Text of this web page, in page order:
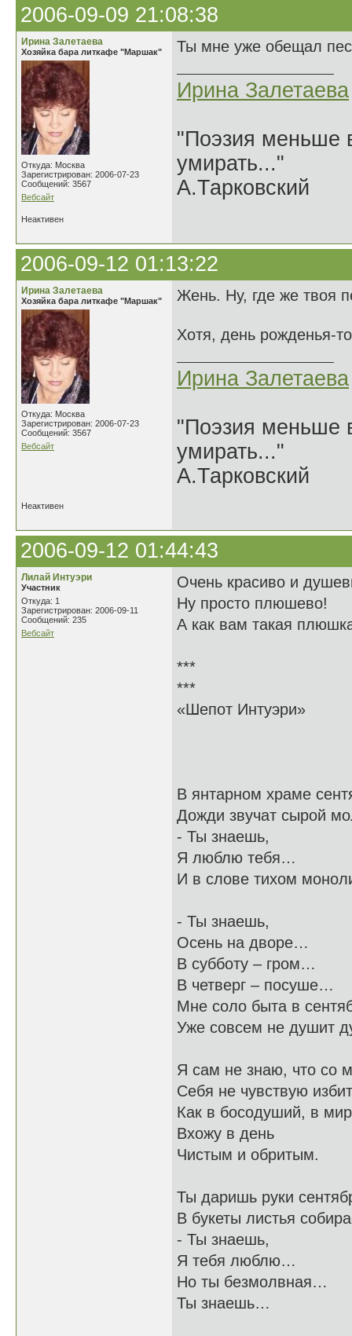
2006-09-09 21:08:38
Ирина Залетаева
Хозяйка бара литкафе "Маршак"
Откуда: Москва
Зарегистрирован: 2006-07-23
Сообщений: 3567
Вебсайт
Ты мне уже обещал
Ирина Залетаева
"Поэзия меньше
умирать..."
А.Тарковский
Неактивен
2006-09-12 01:13:22
Ирина Залетаева
Хозяйка бара литкафе "Маршак"
Откуда: Москва
Зарегистрирован: 2006-07-23
Сообщений: 3567
Вебсайт
Жень. Ну, где же твоя
Хотя, день рожденья-
Ирина Залетаева
"Поэзия меньше
умирать..."
А.Тарковский
Неактивен
2006-09-12 01:44:43
Лилай Интуэри
Участник
Откуда: 1
Зарегистрирован: 2006-09-11
Сообщений: 235
Вебсайт
Очень красиво и
Ну просто плюшево!
А как вам такая
***
***
«Шепот Интуэри»
В янтарном храме
Дожди звучат сырой
- Ты знаешь,
Я люблю тебя…
И в слове тихом
- Ты знаешь,
Осень на дворе…
В субботу – гром…
В четверг – посуше…
Мне соло быта в
Уже совсем не душит
Я сам не знаю, что со
Себя не чувствую
Как в босодуший, в
Вхожу в день
Чистым и обритым.
Ты даришь руки
В букеты листья
- Ты знаешь,
Я тебя люблю…
Но ты безмолвная…
Ты знаешь…